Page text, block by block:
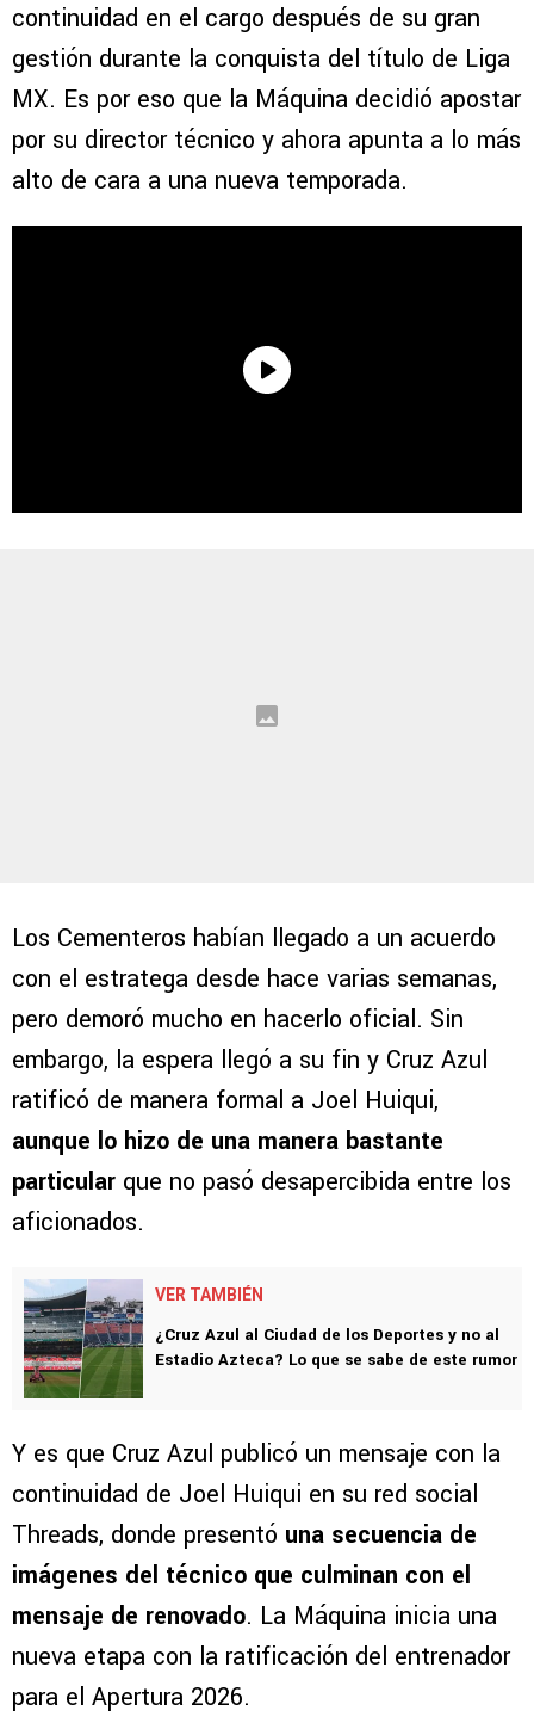
continuidad en el cargo después de su gran
gestión durante la conquista del título de Liga
MX. Es por eso que la Máquina decidió apostar
por su director técnico y ahora apunta a lo más
alto de cara a una nueva temporada.
Los Cementeros habían llegado a un acuerdo
con el estratega desde hace varias semanas,
pero demoró mucho en hacerlo oficial. Sin
embargo, la espera llegó a su fin y Cruz Azul
ratificó de manera formal a Joel Huiqui,
aunque lo hizo de una manera bastante
particular que no pasó desapercibida entre los
aficionados.
VER TAMBIÉN
¿Cruz Azul al Ciudad de los Deportes y no al
Estadio Azteca? Lo que se sabe de este rumor
Y es que Cruz Azul publicó un mensaje con la
continuidad de Joel Huiqui en su red social
Threads, donde presentó una secuencia de
imágenes del técnico que culminan con el
mensaje de renovado. La Máquina inicia una
nueva etapa con la ratificación del entrenador
para el Apertura 2026.